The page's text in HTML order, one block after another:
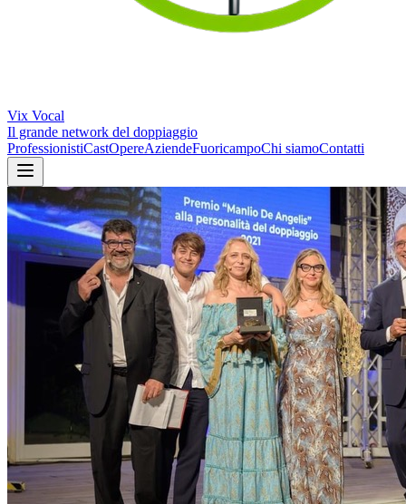
Vix Vocal
Il grande network del doppiaggio
ProfessionistiCastOpereAziendeFuoricampoChi siamoContatti